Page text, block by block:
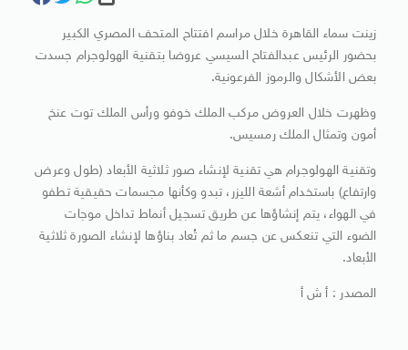
زينت سماء القاهرة خلال مراسم افتتاح المتحف المصري الكبير
بحضور الرئيس عبدالفتاح السيسي عروضا بتقنية الهولوجرام جسدت
بعض الأشكال والرموز الفرعونية.
وظهرت خلال العروض مركب الملك خوفو ورأس الملك توت عنخ
أمون وتمثال الملك رمسيس.
وتقنية الهولوجرام هي تقنية لإنشاء صور ثلاثية الأبعاد (طول وعرض
وارتفاع) باستخدام أشعة الليزر، تبدو وكأنها مجسمات حقيقية تطفو
في الهواء، يتم إنشاؤها عن طريق تسجيل أنماط تداخل موجات
الضوء التي تنعكس عن جسم ما ثم تُعاد بناؤها لإنشاء الصورة ثلاثية
الأبعاد.
المصدر : أ ش أ